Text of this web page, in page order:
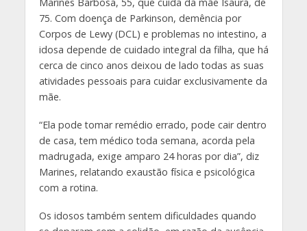
75. Com doença de Parkinson, demência por
Corpos de Lewy (DCL) e problemas no intestino, a
idosa depende de cuidado integral da filha, que há
cerca de cinco anos deixou de lado todas as suas
atividades pessoais para cuidar exclusivamente da
mãe.
“Ela pode tomar remédio errado, pode cair dentro
de casa, tem médico toda semana, acorda pela
madrugada, exige amparo 24 horas por dia”, diz
Marines, relatando exaustão física e psicológica
com a rotina.
Os idosos também sentem dificuldades quando